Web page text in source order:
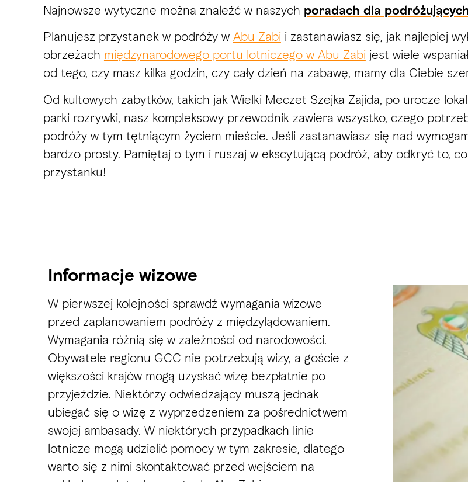
Najnowsze wytyczne można znaleźć w naszych poradach dla
Planujesz przystanek w podróży w Abu Zabi i zastanawiasz się, jak najlepiej
obrzeżach międzynarodowego portu lotniczego w Abu Zabi jest wiele
od tego, czy masz kilka godzin, czy cały dzień na zabawę, mamy dla Ciebie
Od kultowych zabytków, takich jak Wielki Meczet Szejka Zajida, po urocze
parki rozrywki, nasz kompleksowy przewodnik zawiera wszystko, czego
podróży w tym tętniącym życiem mieście. Jeśli zastanawiasz się nad
bardzo prosty. Pamiętaj o tym i ruszaj w ekscytującą podróż, aby odkryć to,
przystanku!
Informacje wizowe
W pierwszej kolejności sprawdź wymagania wizowe
przed zaplanowaniem podróży z międzylądowaniem.
Wymagania różnią się w zależności od narodowości.
Obywatele regionu GCC nie potrzebują wizy, a goście z
większości krajów mogą uzyskać wizę bezpłatnie po
przyjeździe. Niektórzy odwiedzający muszą jednak
ubiegać się o wizę z wyprzedzeniem za pośrednictwem
swojej ambasady. W niektórych przypadkach linie
lotnicze mogą udzielić pomocy w tym zakresie, dlatego
warto się z nimi skontaktować przed wejściem na